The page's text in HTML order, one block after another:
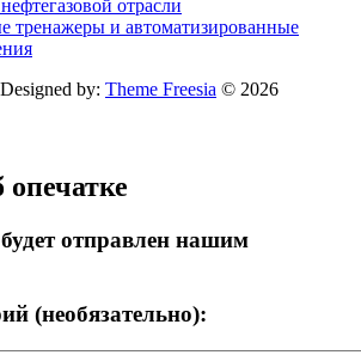
отрасли
тренажеры и автоматизированные
by: Theme Freesia © 2026
отправлен нашим
(необязательно):